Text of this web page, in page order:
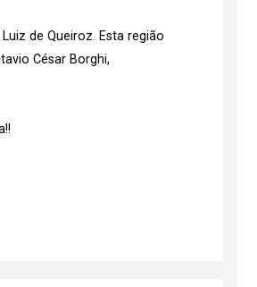
de Queiroz. Esta região
César Borghi,